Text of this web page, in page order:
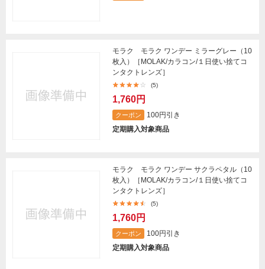
モラク モラク ワンデー ミラーグレー（10
枚入）［MOLAK/カラコン/１日使い捨てコ
ンタクトレンズ］
(5)
1,760円
クーポン
100円引き
定期購入対象商品
モラク モラク ワンデー サクラペタル（10
枚入）［MOLAK/カラコン/１日使い捨てコ
ンタクトレンズ］
(5)
1,760円
クーポン
100円引き
定期購入対象商品